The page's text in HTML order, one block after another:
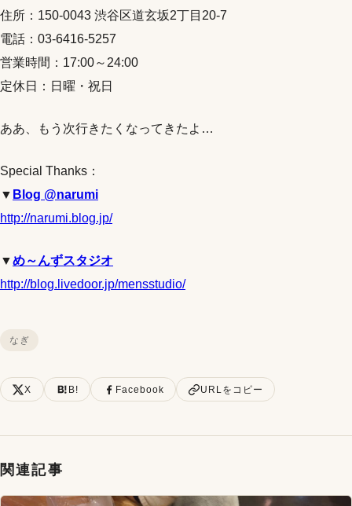
住所：150-0043 渋谷区道玄坂2丁目20-7
電話：03-6416-5257
営業時間：17:00～24:00
定休日：日曜・祝日
ああ、もう次行きたくなってきたよ…
Special Thanks：
▼ Blog @narumi
http://narumi.blog.jp/
▼め～んずスタジオ
http://blog.livedoor.jp/mensstudio/
なぎ
X B! Facebook URLをコピー
関連記事